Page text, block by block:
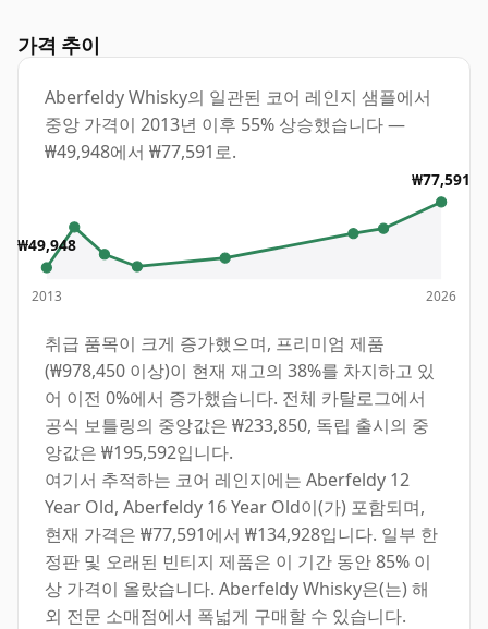
가격 추이
Aberfeldy Whisky의 일관된 코어 레인지 샘플에서
중앙 가격이 2013년 이후 55% 상승했습니다 —
₩49,948에서 ₩77,591로.
₩49,948
2013
₩77,591
2026
취급 품목이 크게 증가했으며, 프리미엄 제품
(₩978,450 이상)이 현재 재고의 38%를 차지하고 있
어 이전 0%에서 증가했습니다. 전체 카탈로그에서
공식 보틀링의 중앙값은 ₩233,850, 독립 출시의 중
앙값은 ₩195,592입니다.
여기서 추적하는 코어 레인지에는 Aberfeldy 12
Year Old, Aberfeldy 16 Year Old이(가) 포함되며,
현재 가격은 ₩77,591에서 ₩134,928입니다. 일부 한
정판 및 오래된 빈티지 제품은 이 기간 동안 85% 이
상 가격이 올랐습니다. Aberfeldy Whisky은(는) 해
외 전문 소매점에서 폭넓게 구매할 수 있습니다.